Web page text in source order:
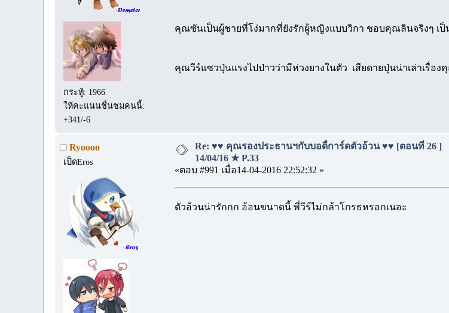
กระทู้: 1966
ให้คะแนนชื่นชมคนนี้:
+341/-6
คุณซันเป็นผู้ชายที่โง่มากที่ยังรักผู้หญิงแบบวิกา ชอบคุณลินจริงๆ เ
คุณวีร์แซวปุ่นแรงไปป่าวว่ามีห่วงยางในตัว เสียดายปุ่นน่าเล่าเรื่อ
Ryoooo
เป็ดEros
Re: ♥♥ คุณรองประธานฯกับบอดี้การ์ดตัวอ้วน ♥♥ [ตอนที่ 26 ]
14/04/16 ★ P.33
«ตอบ #991 เมื่อ14-04-2016 22:52:32 »
ตัวอ้วนน่ารักกก อ้อนขนาดนี้ พี่วีร์ไม่กล้าโกรธหรอกเนอะ